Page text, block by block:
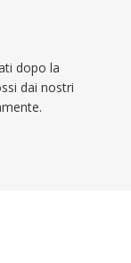
dopo la
dai nostri